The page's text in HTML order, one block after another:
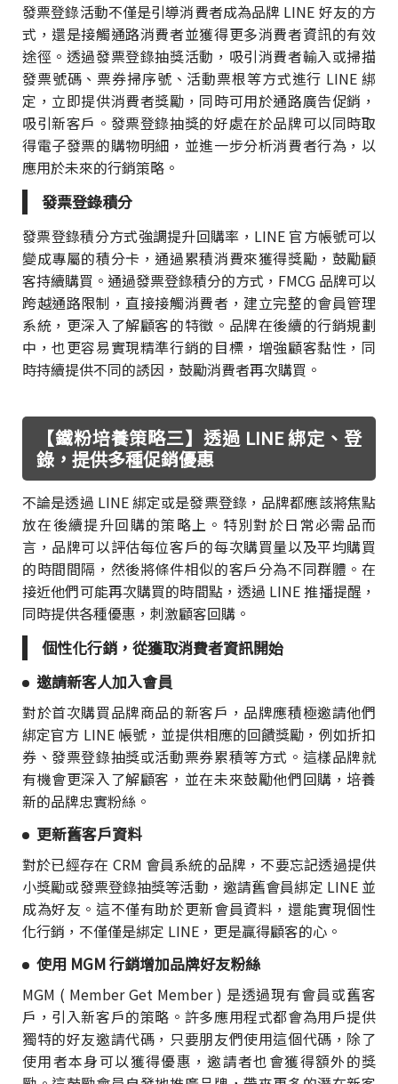
發票登錄活動不僅是引導消費者成為品牌 LINE 好友的方
式，還是接觸通路消費者並獲得更多消費者資訊的有效
途徑。透過發票登錄抽獎活動，吸引消費者輸入或掃描
發票號碼、票券掃序號、活動票根等方式進行 LINE 綁
定，立即提供消費者獎勵，同時可用於通路廣告促銷，
吸引新客戶。發票登錄抽獎的好處在於品牌可以同時取
得電子發票的購物明細，並進一步分析消費者行為，以
應用於未來的行銷策略。
發票登錄積分
發票登錄積分方式強調提升回購率，LINE 官方帳號可以
變成專屬的積分卡，通過累積消費來獲得獎勵，鼓勵顧
客持續購買。通過發票登錄積分的方式，FMCG 品牌可以
跨越通路限制，直接接觸消費者，建立完整的會員管理
系統，更深入了解顧客的特徵。品牌在後續的行銷規劃
中，也更容易實現精準行銷的目標，增強顧客黏性，同
時持續提供不同的誘因，鼓勵消費者再次購買。
【鐵粉培養策略三】透過 LINE 綁定、登
錄，提供多種促銷優惠
不論是透過 LINE 綁定或是發票登錄，品牌都應該將焦點
放在後續提升回購的策略上。特別對於日常必需品而
言，品牌可以評估每位客戶的每次購買量以及平均購買
的時間間隔，然後將條件相似的客戶分為不同群體。在
接近他們可能再次購買的時間點，透過 LINE 推播提醒，
同時提供各種優惠，刺激顧客回購。
個性化行銷，從獲取消費者資訊開始
邀請新客人加入會員
對於首次購買品牌商品的新客戶，品牌應積極邀請他們
綁定官方 LINE 帳號，並提供相應的回饋獎勵，例如折扣
券、發票登錄抽獎或活動票券累積等方式。這樣品牌就
有機會更深入了解顧客，並在未來鼓勵他們回購，培養
新的品牌忠實粉絲。
更新舊客戶資料
對於已經存在 CRM 會員系統的品牌，不要忘記透過提供
小獎勵或發票登錄抽獎等活動，邀請舊會員綁定 LINE 並
成為好友。這不僅有助於更新會員資料，還能實現個性
化行銷，不僅僅是綁定 LINE，更是贏得顧客的心。
使用 MGM 行銷增加品牌好友粉絲
MGM ( Member Get Member ) 是透過現有會員或舊客
戶，引入新客戶的策略。許多應用程式都會為用戶提供
獨特的好友邀請代碼，只要朋友們使用這個代碼，除了
使用者本身可以獲得優惠，邀請者也會獲得額外的獎